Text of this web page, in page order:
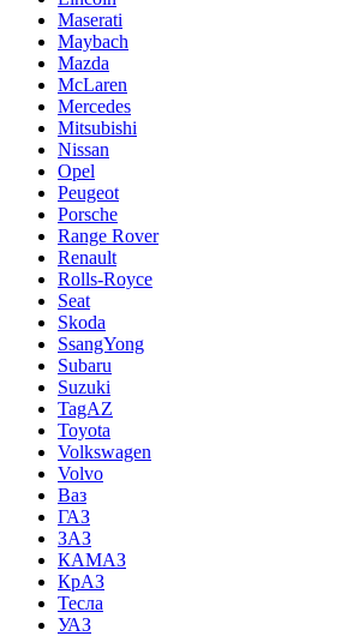
Maserati
Maybach
Mazda
McLaren
Mercedes
Mitsubishi
Nissan
Opel
Peugeot
Porsche
Range Rover
Renault
Rolls-Royce
Seat
Skoda
SsangYong
Subaru
Suzuki
TagAZ
Toyota
Volkswagen
Volvo
Ваз
ГАЗ
ЗАЗ
КАМАЗ
КрАЗ
Тесла
УАЗ